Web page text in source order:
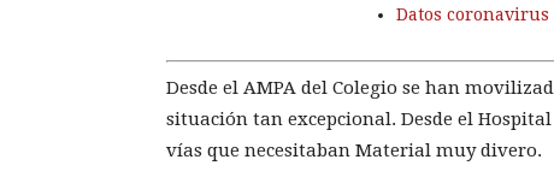
Datos coronavirus
Desde el AMPA del Colegio se han
situación tan excepcional. Desde el
vías que necesitaban Material muy divero.